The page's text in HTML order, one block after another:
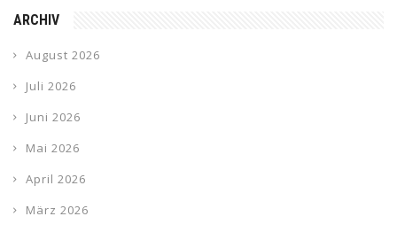
ARCHIV
August 2026
Juli 2026
Juni 2026
Mai 2026
April 2026
März 2026